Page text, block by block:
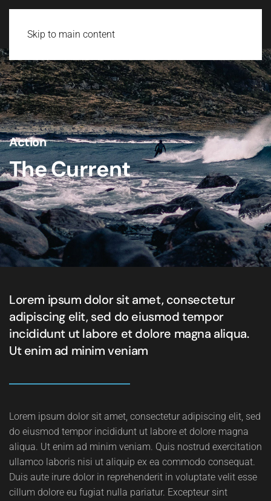
Skip to main content
Action
The Current
Lorem ipsum dolor sit amet, consectetur
adipiscing elit, sed do eiusmod tempor
incididunt ut labore et dolore magna aliqua.
Ut enim ad minim veniam
Lorem ipsum dolor sit amet, consectetur adipiscing elit, sed
do eiusmod tempor incididunt ut labore et dolore magna
aliqua. Ut enim ad minim veniam. Quis nostrud exercitation
ullamco laboris nisi ut aliquip ex ea commodo consequat.
Duis aute irure dolor in reprehenderit in voluptate velit esse
cillum dolore eu fugiat nulla pariatur. Excepteur sint